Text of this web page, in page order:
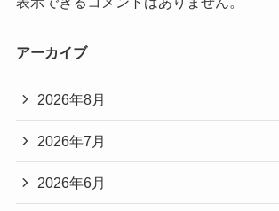
アーカイブ
2026年8月
2026年7月
2026年6月